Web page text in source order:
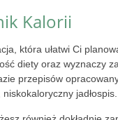
Kalorii
która ułatwi Ci
diety oraz wyznaczy
przepisów
jadłospis.